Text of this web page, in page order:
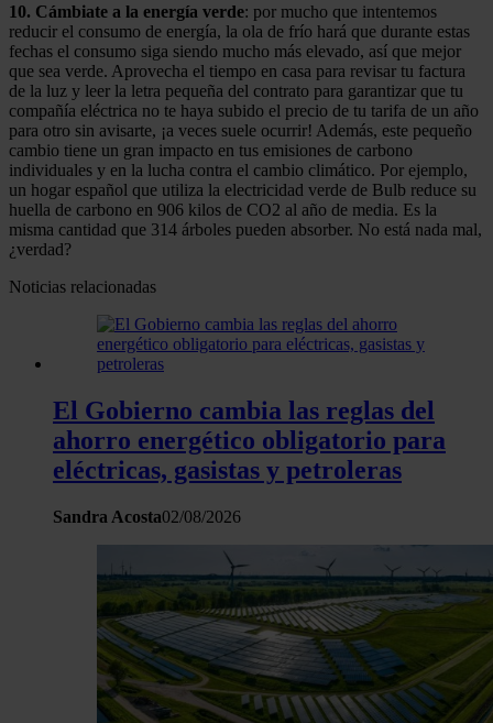
10. Cámbiate a la energía verde: por mucho que intentemos
reducir el consumo de energía, la ola de frío hará que durante estas
fechas el consumo siga siendo mucho más elevado, así que mejor
que sea verde. Aprovecha el tiempo en casa para revisar tu factura
de la luz y leer la letra pequeña del contrato para garantizar que tu
compañía eléctrica no te haya subido el precio de tu tarifa de un año
para otro sin avisarte, ¡a veces suele ocurrir! Además, este pequeño
cambio tiene un gran impacto en tus emisiones de carbono
individuales y en la lucha contra el cambio climático. Por ejemplo,
un hogar español que utiliza la electricidad verde de Bulb reduce su
huella de carbono en 906 kilos de CO2 al año de media. Es la
misma cantidad que 314 árboles pueden absorber. No está nada mal,
¿verdad?
Noticias relacionadas
El Gobierno cambia las reglas del
ahorro energético obligatorio para
eléctricas, gasistas y petroleras
Sandra Acosta02/08/2026